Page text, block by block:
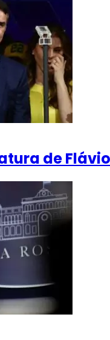
de